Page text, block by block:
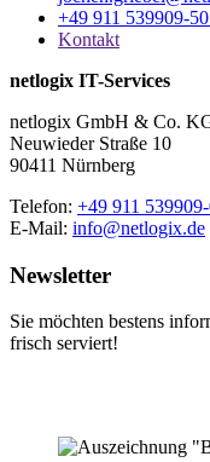
+49 911 539909-
Kontakt
netlogix IT-Services
netlogix GmbH & Co.
Neuwieder Straße 10
90411 Nürnberg
Telefon: +49 911
E-Mail: info@netlogix.de
Newsletter
Sie möchten bestens
frisch serviert!